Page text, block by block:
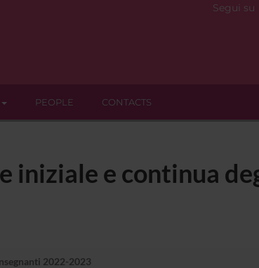
Segui su
PEOPLE CONTACTS
iniziale e continua
2022-2023